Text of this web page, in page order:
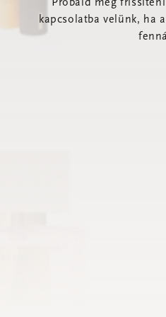
Próbáld meg
kapcsolatba velünk, ha